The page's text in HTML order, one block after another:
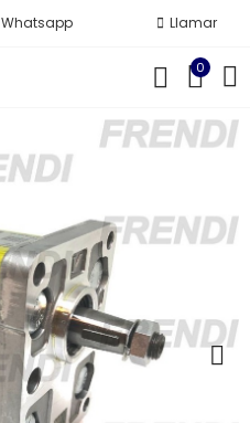
Whatsapp Llamar
0